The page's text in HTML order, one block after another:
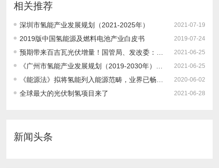
相关推荐
深圳市氢能产业发展规划（2021-2025年） 2021-07-19
2019版中国氢能源及燃料电池产业白皮书 2019-07-24
预期带来百吉瓦光伏增量！国管局、发改委：158.6万家机关将率先推进光伏项目降能耗！ 2021-06-25
《广州市氢能产业发展规划（2019-2030年）》审议通过 打造“一核一枢纽三基地”产业布局 2021-06-25
《能源法》拟将氢能列入能源范畴，业界已畅想“行业大爆发” 2020-06-02
全球最大的光伏制氢项目来了 2021-06-28
新闻头条